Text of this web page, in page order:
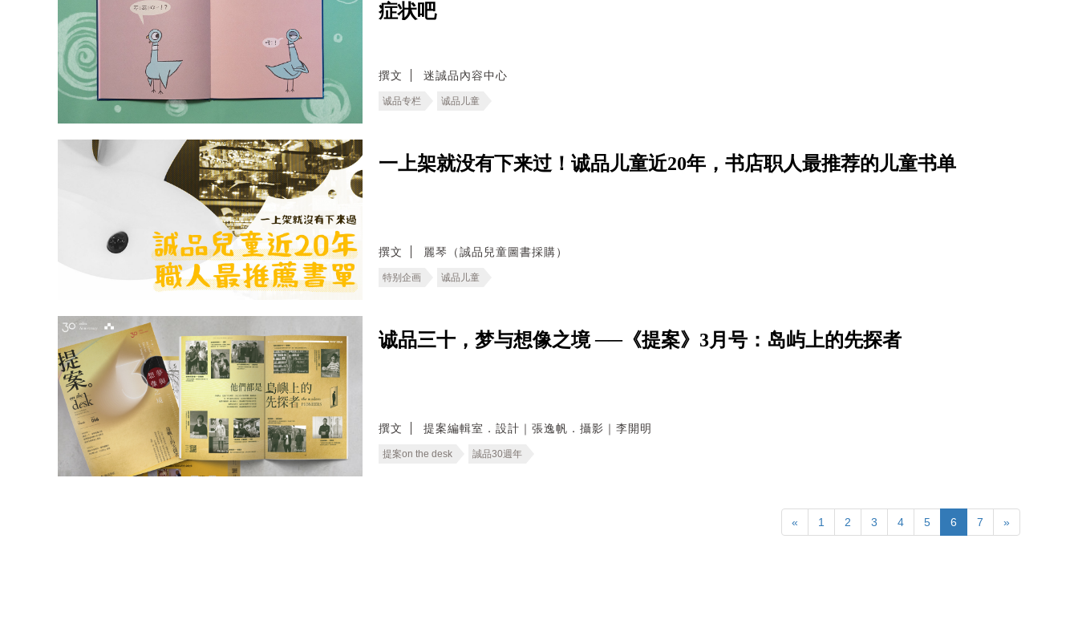
症状吧
撰文 迷誠品內容中心
诚品专栏 诚品儿童
一上架就没有下来过！诚品儿童近20年，书店职人最推荐的儿童书单
撰文 麗琴（誠品兒童圖書採購）
特别企画 诚品儿童
诚品三十，梦与想像之境 ──《提案》3月号：岛屿上的先探者
撰文 提案編輯室．設計｜張逸帆．攝影｜李開明
提案on the desk 誠品30週年
« 1 2 3 4 5 6 7 »